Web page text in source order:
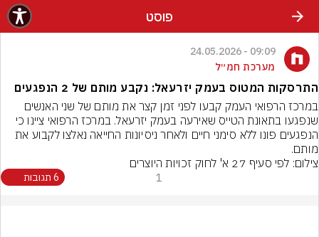
פוסט
09:09 - 24.05.2026
מערכת חמ״ל
התרסקות המטוס בעמק יזרעאל: נקבע מותם של 2 הנפגעים
הנפגעים פונו ללא סימני חיים ולאחר ניסיונות החייאה נאלצו לקבוע את
מותם.
צילום: לפי סעיף 27 א' לחוק זכויות היוצרים
1 6 תגובות